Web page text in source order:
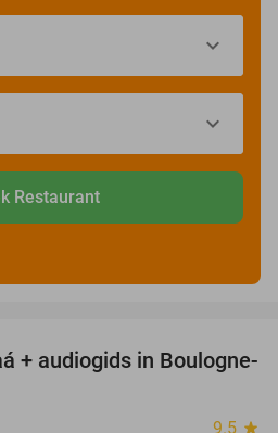
Restaurant
27%
+ audiogids in Boulogne-
9.5 star